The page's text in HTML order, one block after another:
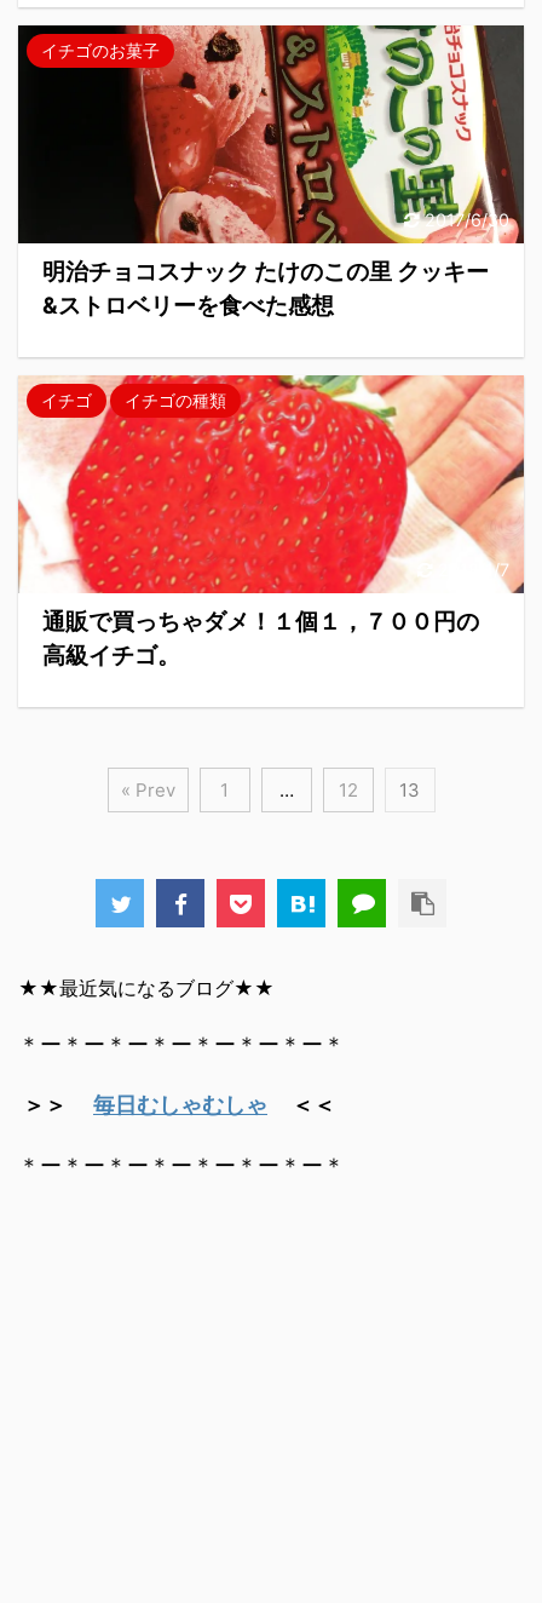
2017/6/30
イチゴのお菓子
明治チョコスナック たけのこの里 クッキー
&ストロベリーを食べた感想
2018/1/7
イチゴ イチゴの種類
通販で買っちゃダメ！１個１，７００円の
高級イチゴ。
« Prev 1 … 12 13
★★最近気になるブログ★★
＊ー＊ー＊ー＊ー＊ー＊ー＊ー＊
＞＞ 毎日むしゃむしゃ ＜＜
＊ー＊ー＊ー＊ー＊ー＊ー＊ー＊